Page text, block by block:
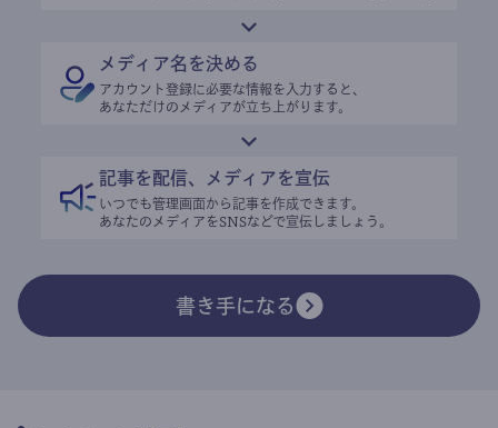
メディア名を決める
アカウント登録に必要な情報を入力すると、
あなただけのメディアが立ち上がります。
記事を配信、メディアを宣伝
いつでも管理画面から記事を作成できます。
あなたのメディアをSNSなどで宣伝しましょう。
書き手になる